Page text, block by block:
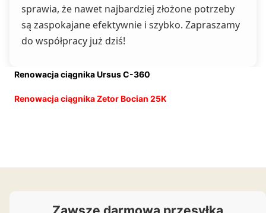
sprawia, że nawet najbardziej złożone potrzeby
są zaspokajane efektywnie i szybko. Zapraszamy
do współpracy już dziś!
Renowacja ciągnika Ursus C-360
Renowacja ciągnika Zetor Bocian 25K